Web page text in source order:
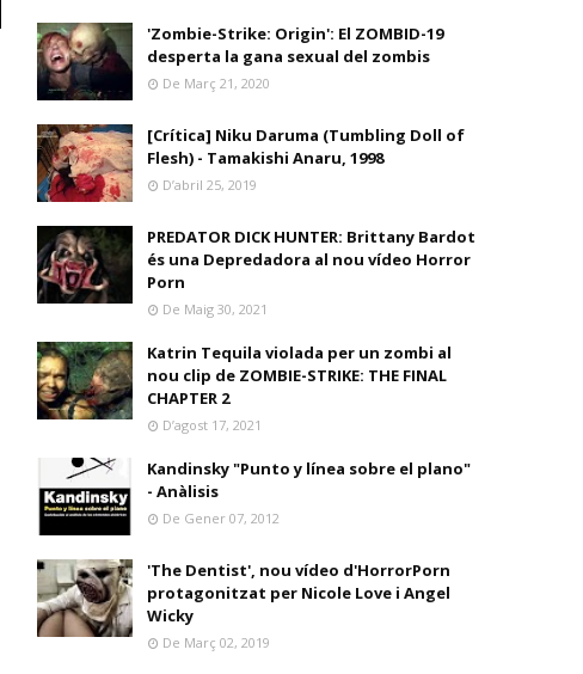
'Zombie-Strike: Origin': El ZOMBID-19
desperta la gana sexual del zombis
De Març 21, 2020
[Crítica] Niku Daruma (Tumbling Doll of
Flesh) - Tamakishi Anaru, 1998
D’abril 25, 2019
PREDATOR DICK HUNTER: Brittany Bardot
és una Depredadora al nou vídeo Horror
Porn
De Maig 30, 2021
Katrin Tequila violada per un zombi al
nou clip de ZOMBIE-STRIKE: THE FINAL
CHAPTER 2
D’agost 17, 2021
Kandinsky "Punto y línea sobre el plano"
- Anàlisis
De Gener 07, 2012
'The Dentist', nou vídeo d'HorrorPorn
protagonitzat per Nicole Love i Angel
Wicky
De Març 02, 2019